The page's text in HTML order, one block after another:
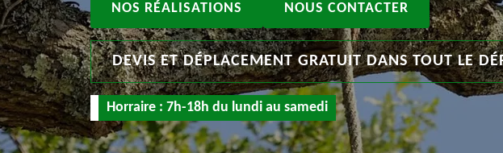
NOS RÉALISATIONS NOUS CONTACTER
DEVIS ET DÉPLACEMENT GRATUIT DANS TOUT LE
Horraire : 7h-18h du lundi au samedi